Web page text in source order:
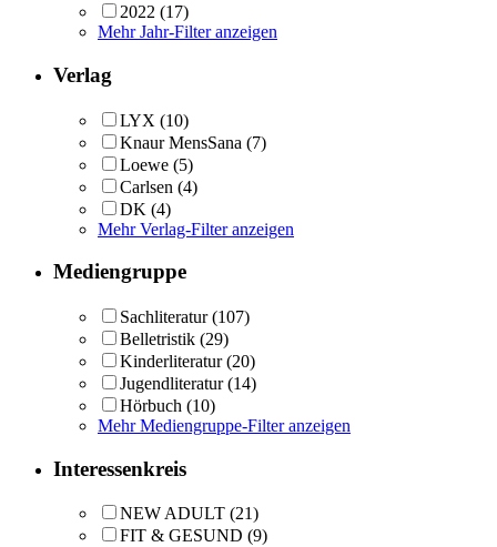
2022 (17)
Mehr Jahr-Filter anzeigen
Verlag
LYX (10)
Knaur MensSana (7)
Loewe (5)
Carlsen (4)
DK (4)
Mehr Verlag-Filter anzeigen
Mediengruppe
Sachliteratur (107)
Belletristik (29)
Kinderliteratur (20)
Jugendliteratur (14)
Hörbuch (10)
Mehr Mediengruppe-Filter anzeigen
Interessenkreis
NEW ADULT (21)
FIT & GESUND (9)